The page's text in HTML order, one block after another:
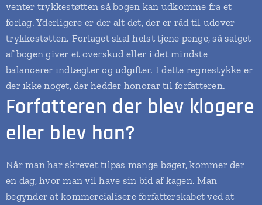
venter trykkestøtten så bogen kan udkomme fra et
forlag. Yderligere er der alt det, der er råd til udover
trykkestøtten. Forlaget skal helst tjene penge, så salget
af bogen giver et overskud eller i det mindste
balancerer indtægter og udgifter. I dette regnestykke er
der ikke noget, der hedder honorar til forfatteren.
Forfatteren der blev klogere
eller blev han?
Når man har skrevet tilpas mange bøger, kommer der
en dag, hvor man vil have sin bid af kagen. Man
begynder at kommercialisere forfatterskabet ved at